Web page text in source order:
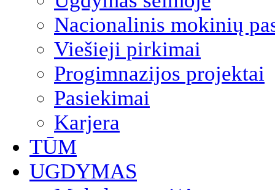
Nacionalinis mokinių
Viešieji pirkimai
Progimnazijos projektai
Pasiekimai
Karjera
TŪM
UGDYMAS